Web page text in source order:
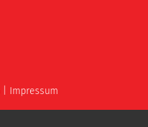
Impressum